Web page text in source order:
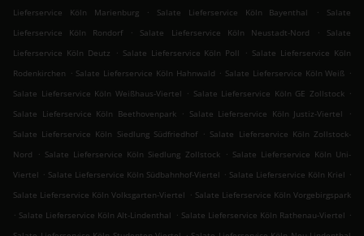
Lieferservice Köln Marienburg
. Salate Lieferservice Köln Bayenthal .
Salate
Lieferservice Köln Rondorf
. Salate Lieferservice Köln Neustadt-Nord .
Salate
Lieferservice Köln Deutz
. Salate Lieferservice Köln Poll . Salate Lieferservice Köln
Rodenkirchen . Salate Lieferservice Köln Hahnwald . Salate Lieferservice Köln Weiß .
Salate Lieferservice Köln Weißhaus-Viertel . Salate Lieferservice Köln GE Zollstock .
Salate Lieferservice Köln Beethovenpark . Salate Lieferservice Köln Justiz-Viertel
.
Salate Lieferservice Köln Siedlung Südfriedhof . Salate Lieferservice Köln Zollstock-
Nord
. Salate Lieferservice Köln Siedlung Zollstock . Salate Lieferservice Köln Uni-
Viertel . Salate Lieferservice Köln Südbahnhof-Viertel . Salate Lieferservice Köln Kriel .
Salate Lieferservice Köln Volksgarten-Viertel . Salate Lieferservice Köln Vorgebirgspark
. Salate Lieferservice Köln Alt-Lindenthal . Salate Lieferservice Köln Rathenau-Viertel .
.